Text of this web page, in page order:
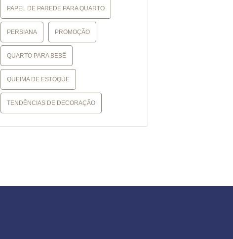
PAPEL DE PAREDE PARA QUARTO
PERSIANA PROMOÇÃO
QUARTO PARA BEBÊ
QUEIMA DE ESTOQUE
TENDÊNCIAS DE DECORAÇÃO